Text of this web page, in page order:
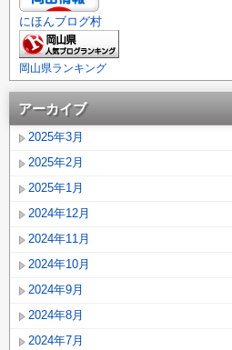
にほんブログ村
岡山県ランキング
アーカイブ
2025年3月
2025年2月
2025年1月
2024年12月
2024年11月
2024年10月
2024年9月
2024年8月
2024年7月